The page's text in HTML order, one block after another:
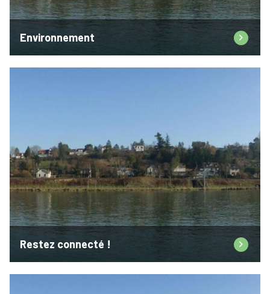
Environnement
Restez connecté !